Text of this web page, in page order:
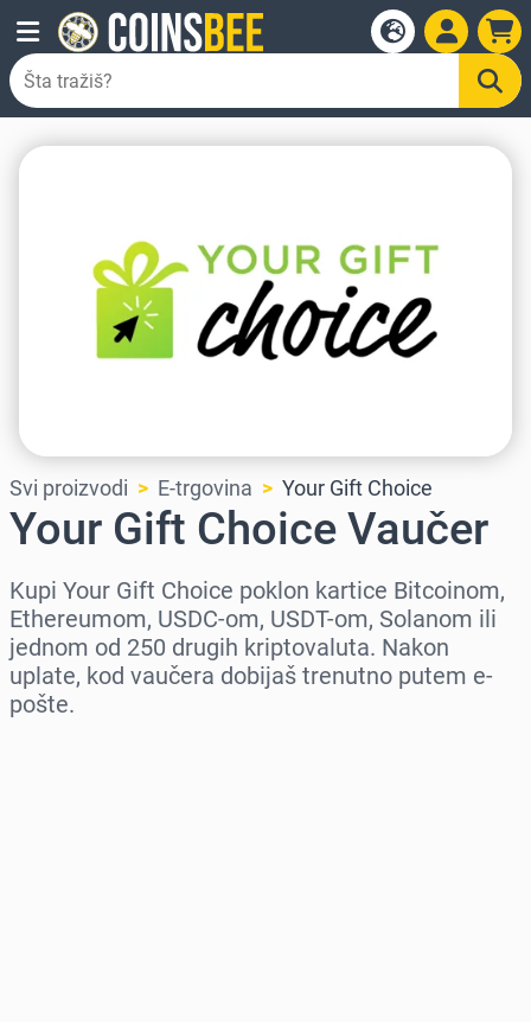
Svi proizvodi E-trgovina Your Gift Choice
Your Gift Choice Vaučer
Kupi Your Gift Choice poklon kartice Bitcoinom,
Ethereumom, USDC-om, USDT-om, Solanom ili
jednom od 250 drugih kriptovaluta. Nakon
uplate, kod vaučera dobijaš trenutno putem e-
pošte.